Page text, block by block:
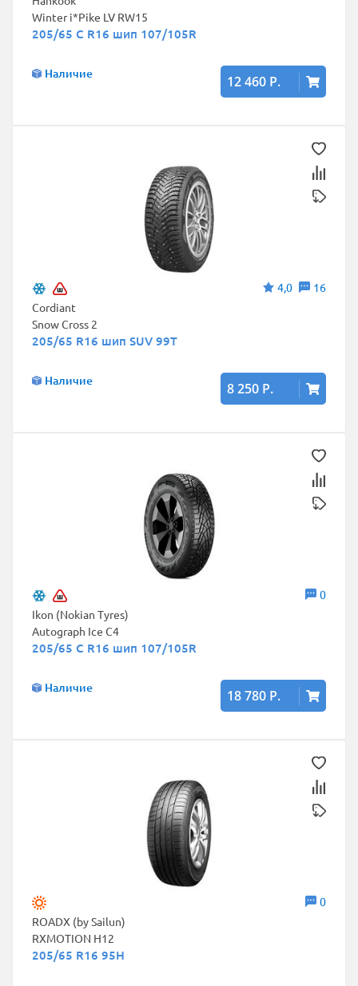
Winter i*Pike LV RW15
205/65 C R16 шип 107/105R
Наличие 12 460 Р.
4,0
16
Cordiant
Snow Cross 2
205/65 R16 шип SUV 99T
Наличие 8 250 Р.
0
Ikon (Nokian Tyres)
Autograph Ice C4
205/65 C R16 шип 107/105R
Наличие 18 780 Р.
0
ROADX (by Sailun)
RXMOTION H12
205/65 R16 95H